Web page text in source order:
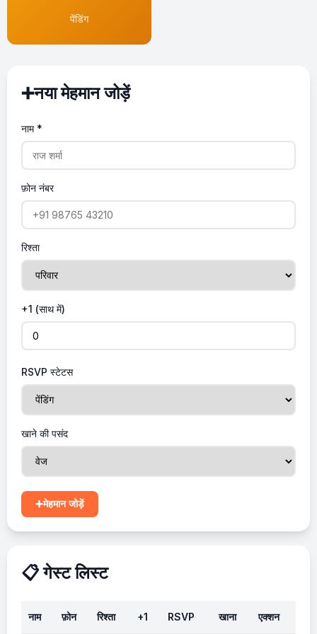
पेंडिंग
➕नया मेहमान जोड़ें
नाम *
फ़ोन नंबर
रिश्ता
+1 (साथ में)
RSVP स्टेटस
खाने की पसंद
➕मेहमान जोड़ें
📋 गेस्ट लिस्ट
नाम फ़ोन रिश्ता +1 RSVP खाना एक्शन